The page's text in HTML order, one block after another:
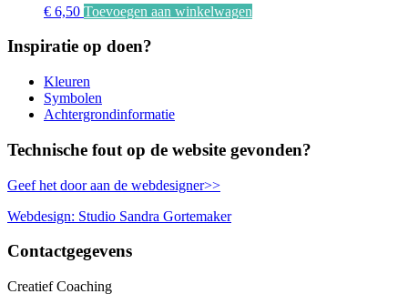
€ 6,50 Toevoegen aan winkelwagen
Inspiratie op doen?
Kleuren
Symbolen
Achtergrondinformatie
Technische fout op de website gevonden?
Geef het door aan de webdesigner>>
Webdesign: Studio Sandra Gortemaker
Contactgegevens
Creatief Coaching